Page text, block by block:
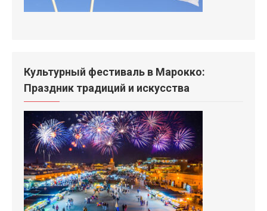
Культурный фестиваль в Марокко:
Праздник традиций и искусства